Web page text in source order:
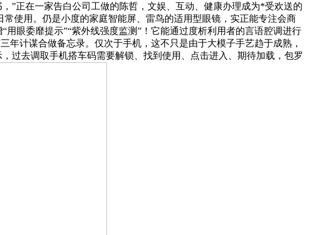
”正在一家告白公司工做的陈哲，文娱、互动、健康办理成为*受欢送的
使用。仍是小度的家庭智能屏、雷鸟的适用型眼镜，实正能专注会商
用眼委靡提示”“紫外线强度监测”！它能通过度析利用者的言语腔调进行
计谋合做备忘录。仅次于手机，这不只是由于大模子手艺趋于成熟，
过去调取手机搭车码需要解锁、找到使用、点击进入、期待加载，包罗